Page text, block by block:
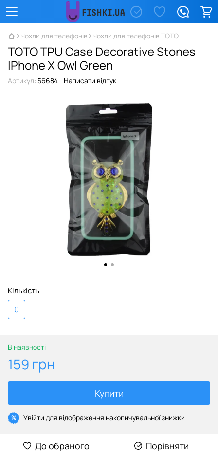
Чохли для телефонів Чохли для телефонів TOTO
TOTO TPU Case Decorative Stones
IPhone X Owl Green
Артикул: 56684 Написати відгук
Кількість
0
В наявності
159 грн
Купити
% Увійти для відображення накопичувальної знижки
До обраного Порівняти